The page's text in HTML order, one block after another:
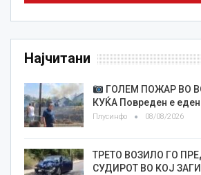
Најчитани
ГОЛЕМ ПОЖАР ВО
КУЌА Повреден е
Плусинфо 08/08/2026
ТРЕТО ВОЗИЛО ГО
СУДИРОТ ВО КОЈ